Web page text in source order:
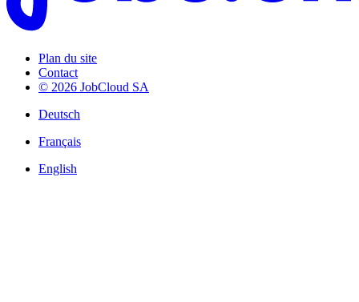
Plan du site
Contact
© 2026 JobCloud SA
Deutsch
Français
English